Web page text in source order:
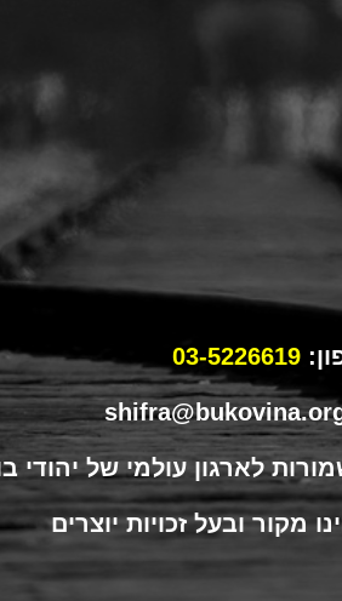
03-5226619
מקור ובעל זכויות יוצרים